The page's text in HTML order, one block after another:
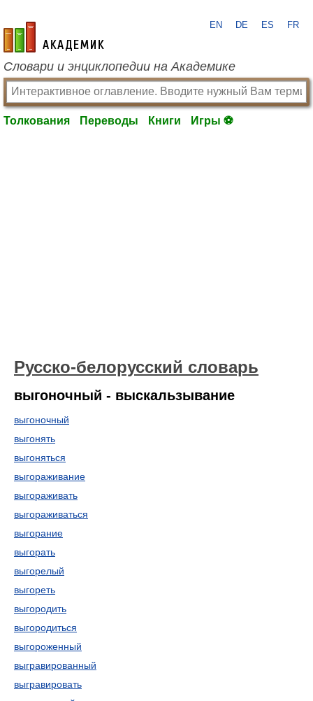
academic.ru
EN DE ES FR
Словари и энциклопедии на Академике
Толкования Переводы Книги Игры ⚽
Русско-белорусский словарь
выгоночный - выскальзывание
выгоночный
выгонять
выгоняться
выгораживание
выгораживать
выгораживаться
выгорание
выгорать
выгорелый
выгореть
выгородить
выгородиться
выгороженный
выгравированный
выгравировать